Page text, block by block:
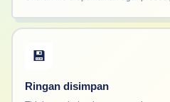
💾
Ringan disimpan